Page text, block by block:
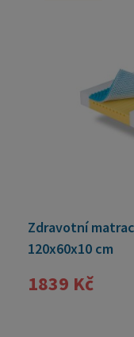
Zdravotní
120x60x10 cm
1839 Kč